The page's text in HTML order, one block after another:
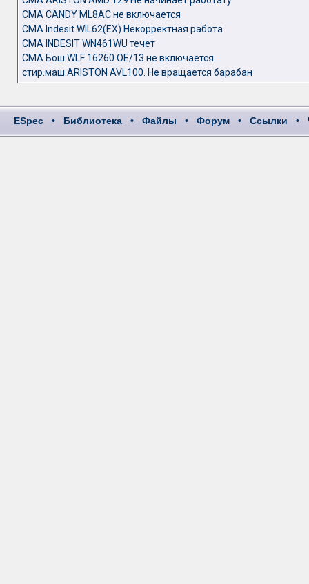
СМА CANDY ML8AC не включается
СМА Indesit WIL62(EX) Некорректная работа
СМА INDESIT WN461WU течет
СМА Бош WLF 16260 OE/13 не включается
стир.маш.ARISTON AVL100. Не вращается барабан
ESpec • Библиотека • Файлы • Форум • Ссылки •